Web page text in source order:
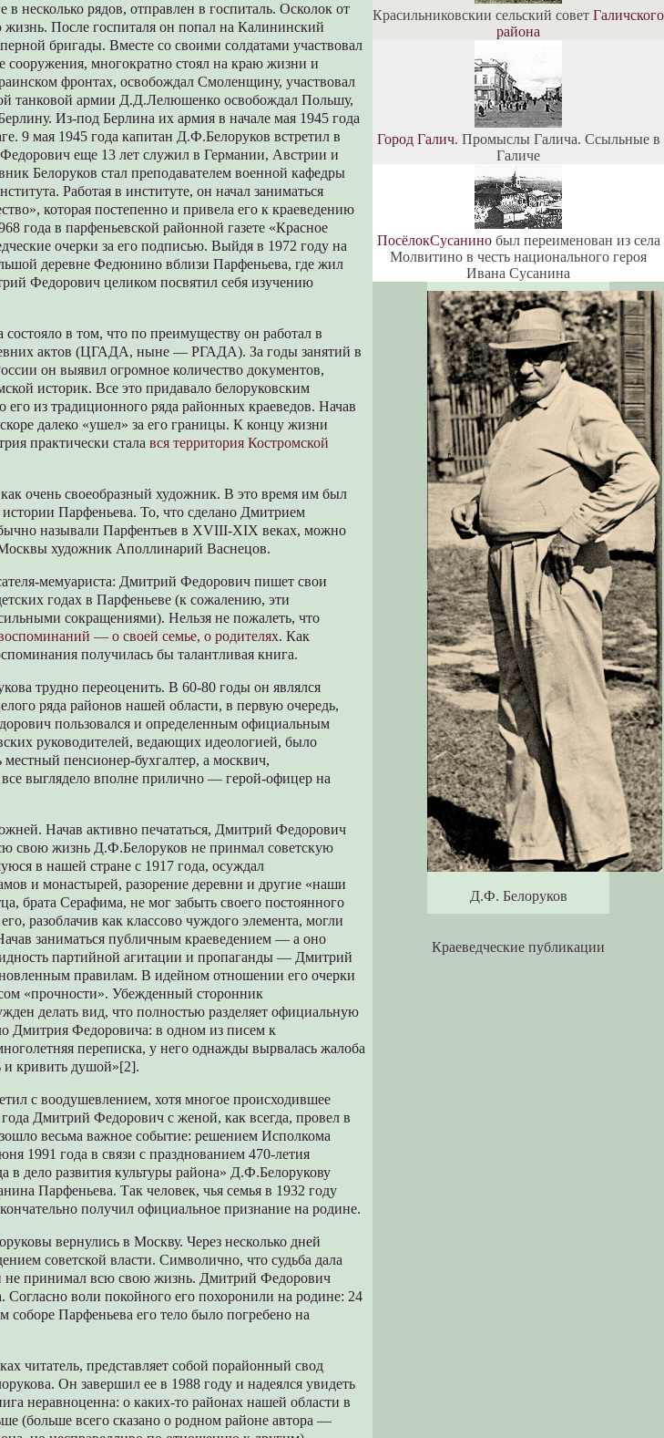
несколько рядов, отправлен в госпиталь. Осколок от
жизнь. После госпиталя он попал на Калининский
бригады. Вместе со своими солдатами участвовал
сооружения, многократно стоял на краю жизни и
фронтах, освобождал Смоленщину, участвовал
танковой армии Д.Д.Лелюшенко освобождал Польшу,
Из-под Берлина их армия в начале мая 1945 года
9 мая 1945 года капитан Д.Ф.Белоруков встретил в
еще 13 лет служил в Германии, Австрии и
Белоруков стал преподавателем военной кафедры
Работая в институте, он начал заниматься
которая постепенно и привела его к краеведению
года в парфеньевской районной газете «Красное
очерки за его подписью. Выйдя в 1972 году на
деревне Федюнино вблизи Парфеньева, где жил
Федорович целиком посвятил себя изучению
в том, что по преимуществу он работал в
актов (ЦГАДА, ныне — РГАДА). За годы занятий в
он выявил огромное количество документов,
историк. Все это придавало белоруковским
из традиционного ряда районных краеведов. Начав
далеко «ушел» за его границы. К концу жизни
практически сталався территория Костромской
очень своеобразный художник. В это время им был
Парфеньева. То, что сделано Дмитрием
называли Парфентьев в XVIII-XIX веках, можно
Москвы художник Аполлинарий Васнецов.
мемуариста: Дмитрий Федорович пишет свои
годах в Парфеньеве (к сожалению, эти
сокращениями). Нельзя не пожалеть, что
— о своей семье, о родителях. Как
получилась бы талантливая книга.
трудно переоценить. В 60-80 годы он являлся
ряда районов нашей области, в первую очередь,
пользовался и определенным официальным
руководителей, ведающих идеологией, было
пенсионер-бухгалтер, а москвич,
выглядело вполне прилично — герой-офицер на
Начав активно печататься, Дмитрий Федорович
свою жизнь Д.Ф.Белоруков не принмал советскую
в нашей стране с 1917 года, осуждал
и монастырей, разорение деревни и другие «наши
брата Серафима, не мог забыть своего постоянного
разоблачив как классово чуждого элемента, могли
заниматься публичным краеведением — а оно
партийной агитации и пропаганды — Дмитрий
правилам. В идейном отношении его очерки
«прочности». Убежденный сторонник
делать вид, что полностью разделяет официальную
Дмитрия Федоровича: в одном из писем к
переписка, у него однажды вырвалась жалоба
и кривить душой»[2].
с воодушевлением, хотя многое происходившее
Дмитрий Федорович с женой, как всегда, провел в
весьма важное событие: решением Исполкома
1991 года в связи с празднованием 470-летия
в дело развития культуры района» Д.Ф.Белорукову
Парфеньева. Так человек, чья семья в 1932 году
получил официальное признание на родине.
вернулись в Москву. Через несколько дней
советской власти. Символично, что судьба дала
не принимал всю свою жизнь. Дмитрий Федорович
Согласно воли покойного его похоронили на родине: 24
соборе Парфеньева его тело было погребено на
читатель, представляет собой порайонный свод
Он завершил ее в 1988 году и надеялся увидеть
неравноценна: о каких-то районах нашей области в
(больше всего сказано о родном районе автора —
Красильниковскии сельский совет Галичского
района
Город Галич. Промыслы Галича. Ссыльные в
Галиче
ПосёлокСусанинобыл переименован из села
Молвитино в честь национального героя
Ивана Сусанина
Д.Ф. Белоруков
Краеведческие публикации